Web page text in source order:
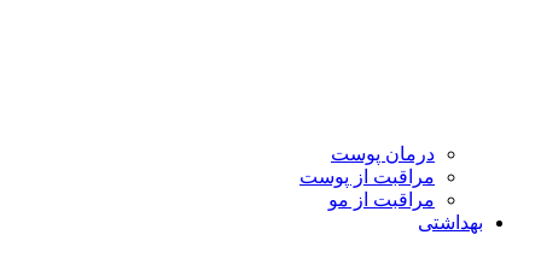
درمان پوست
مراقبت از پوست
مراقبت از مو
بهداشتی